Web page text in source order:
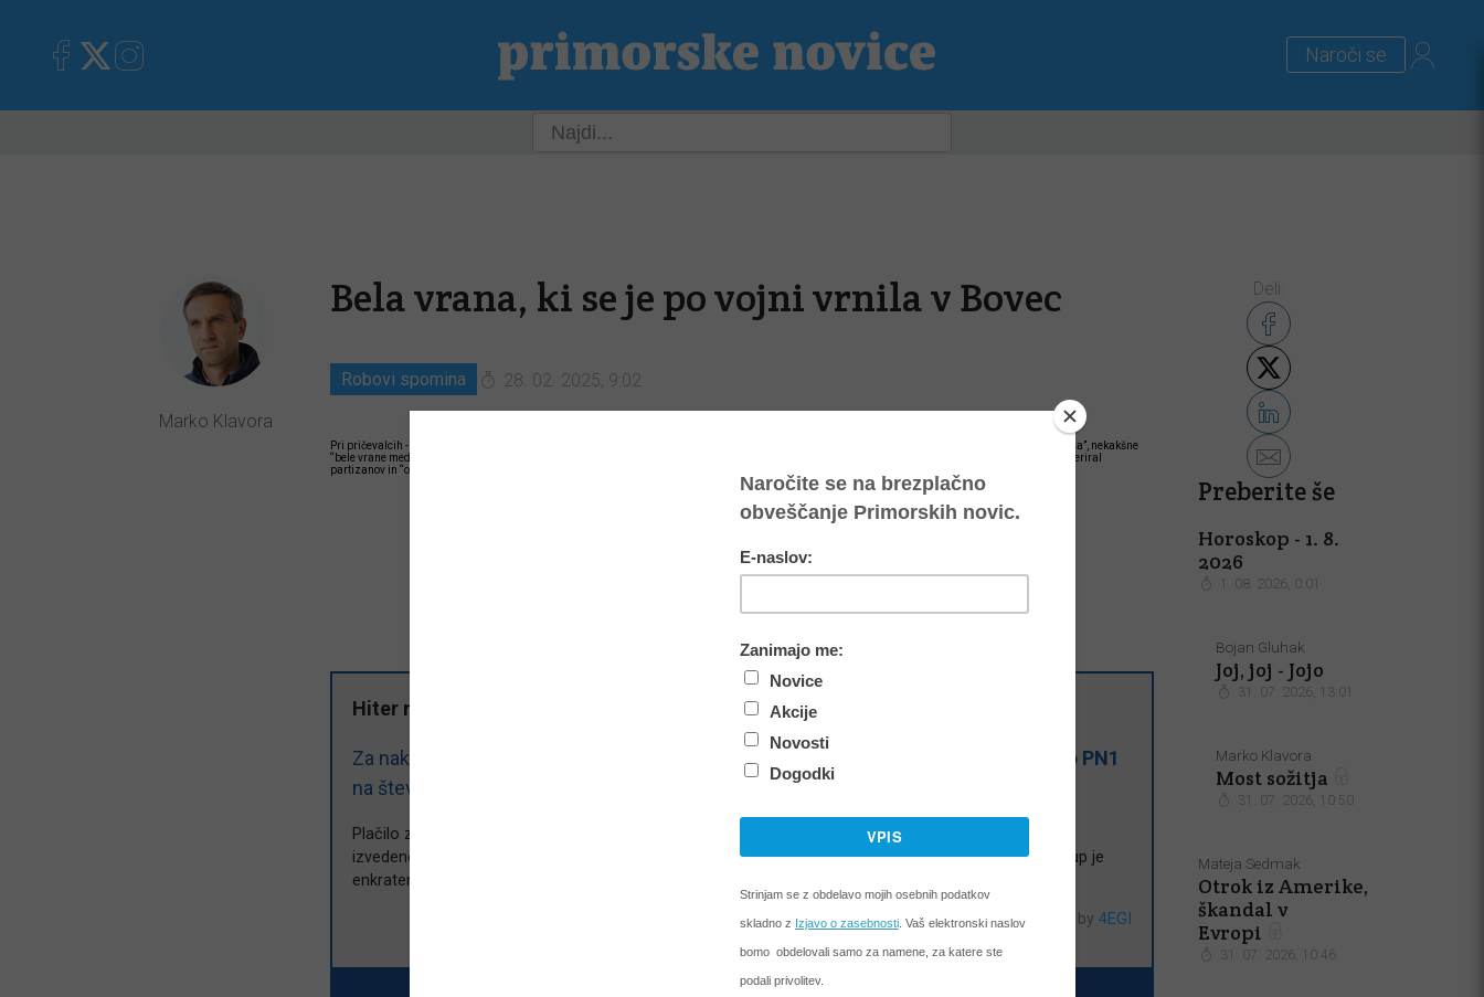
Naroči se
Slovenija
Marko Klavora
Bela vrana, ki se je po vojni vrnila v Bovec
Robovi spomina 28. 02. 2025, 9:02
Pri pričevalcih - prebivalkah in prebivalcih Bovca, ki so doživeli drugo svetovno vojno, in med memoarsko literaturo zasledimo podobo “dobrega Nemca”, nekakšne
“bele vrane med nemškimi oficirji”, komandanta mesta, inženirja Maksa Vogrina, ki je oktobra 1943 zamenjal prejšnji SS-oddelek in naj ne bi samo toleriral
partizanov in “osvobojenega” ozemlja v Soči, Trenti in Čezsoči, pač pa naj bi bil odporniškemu gibanju celo naklonjen.
Si želite prebrati celoten članek?
Hiter nakup z mobilnim telefonom - Dnevni dostop 1,99 EUR
Za nakup dnevnega dostopa do vseh spletnih vsebin pošljite SMS s ključno besedo PN1
na številko
Plačilo z mobilnim telefonom je omogočeno pri operaterjih Telekom, A1, Telemach, T2 in Bob. Po
izvedenem plačilu boste prejeli aktivacijsko kodo, ki jo vpišete v polje spodaj ali naprijavni strani
. Nakup je
enkraten in ga ne bomo samodejno obnavljali.
Powered by4EGI
Deli:
Preberite še
Horoskop - 1. 8.
2026
1. 08. 2026, 0:01
Bojan Gluhak
Joj, joj - Jojo
31. 07. 2026, 13:01
Marko Klavora
Most sožitja
31. 07. 2026, 10:50
Mateja Sedmak
Otrok iz Amerike,
škandal v
Evropi
31. 07. 2026, 10:46